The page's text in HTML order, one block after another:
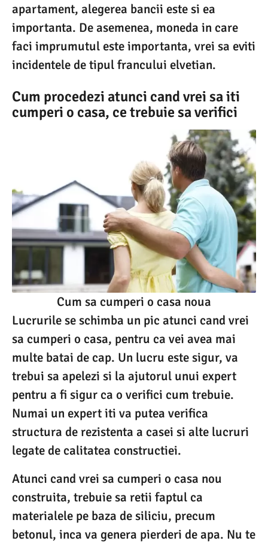
apartament, alegerea bancii este si ea
importanta. De asemenea, moneda in care
faci imprumutul este importanta, vrei sa eviti
incidentele de tipul francului elvetian.
Cum procedezi atunci cand vrei sa iti
cumperi o casa, ce trebuie sa verifici
Cum sa cumperi o casa noua
Lucrurile se schimba un pic atunci cand vrei
sa cumperi o casa, pentru ca vei avea mai
multe batai de cap. Un lucru este sigur, va
trebui sa apelezi si la ajutorul unui expert
pentru a fi sigur ca o verifici cum trebuie.
Numai un expert iti va putea verifica
structura de rezistenta a casei si alte lucruri
legate de calitatea constructiei.
Atunci cand vrei sa cumperi o casa nou
construita, trebuie sa retii faptul ca
materialele pe baza de siliciu, precum
betonul, inca va genera pierderi de apa. Nu te